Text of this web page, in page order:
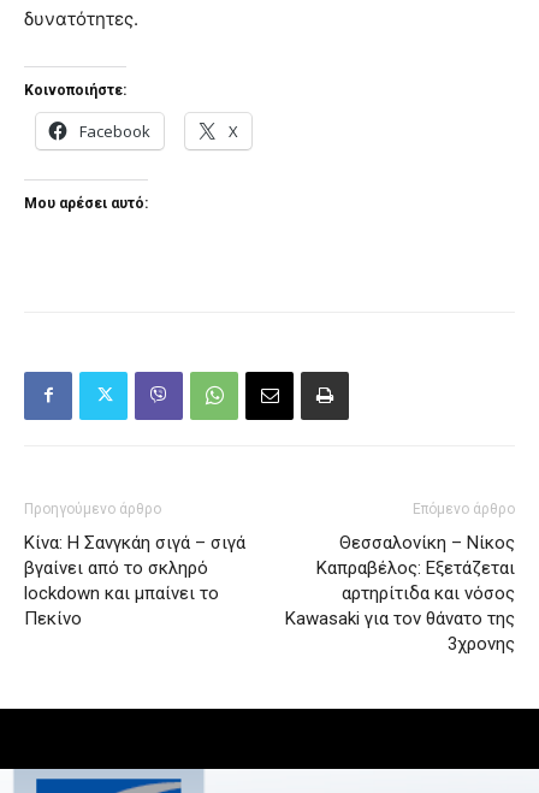
δυνατότητες.
Κοινοποιήστε:
Facebook X
Μου αρέσει αυτό:
Προηγούμενο άρθρο
Κίνα: H Σανγκάη σιγά – σιγά
βγαίνει από το σκληρό
lockdown και μπαίνει το
Πεκίνο
Επόμενο άρθρο
Θεσσαλονίκη – Νίκος
Καπραβέλος: Εξετάζεται
αρτηρίτιδα και νόσος
Kawasaki για τον θάνατο της
3χρονης